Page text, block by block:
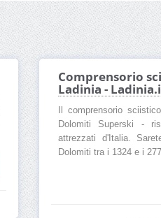
Comprensorio
Ladinia -
Il comprensorio
Dolomiti Superski -
attrezzati d'Italia.
Dolomiti tra i 1324 e i